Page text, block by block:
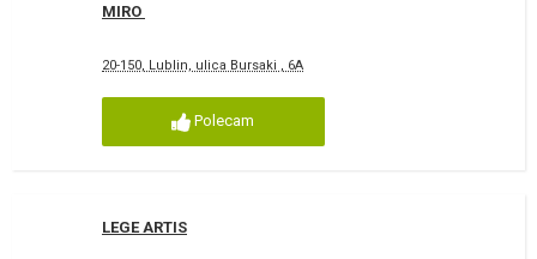
MIRO
20-150, Lublin, ulica Bursaki , 6A
Polecam
LEGE ARTIS